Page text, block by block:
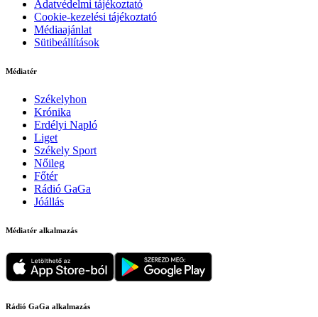
Adatvédelmi tájékoztató
Cookie-kezelési tájékoztató
Médiaajánlat
Sütibeállítások
Médiatér
Székelyhon
Krónika
Erdélyi Napló
Liget
Székely Sport
Nőileg
Főtér
Rádió GaGa
Jóállás
Médiatér alkalmazás
Rádió GaGa alkalmazás